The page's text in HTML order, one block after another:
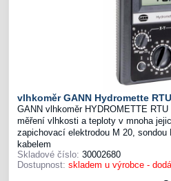
vlhkoměr GANN Hydromette
GANN vlhkoměr HYDROMETTE
měření vlhkosti a teploty v mnoha
zapichovací elektrodou M 20, sondou
kabelem
Skladové číslo: 30002680
Dostupnost: skladem u výrobce -